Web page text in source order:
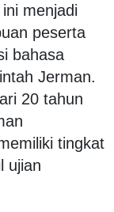
menjadi
peserta
bahasa
Jerman.
20 tahun
tingkat
ujian